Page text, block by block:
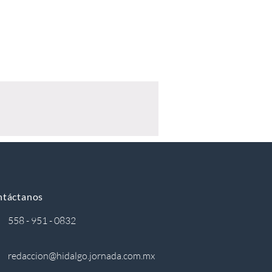
558 - 951 - 0832
redaccion@hidalgo.jornada.com.mx